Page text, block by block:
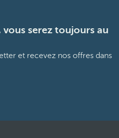
vous serez toujours au
et recevez nos offres dans